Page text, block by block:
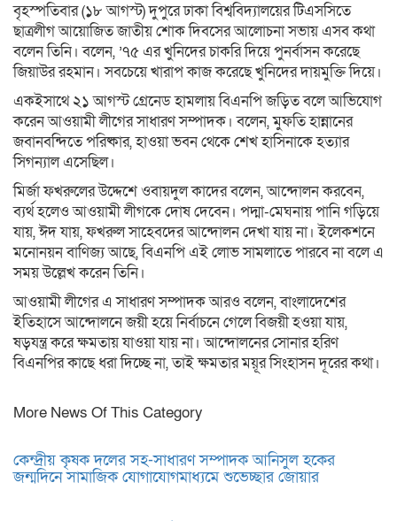
বৃহস্পতিবার (১৮ আগস্ট) দুপুরে ঢাকা বিশ্ববিদ্যালয়ের টিএসসিতে
ছাত্রলীগ আয়োজিত জাতীয় শোক দিবসের আলোচনা সভায় এসব কথা
বলেন তিনি। বলেন, ’৭৫ এর খুনিদের চাকরি দিয়ে পুনর্বাসন করেছে
জিয়াউর রহমান। সবচেয়ে খারাপ কাজ করেছে খুনিদের দায়মুক্তি দিয়ে।
একইসাথে ২১ আগস্ট গ্রেনেড হামলায় বিএনপি জড়িত বলে আভিযোগ
করেন আওয়ামী লীগের সাধারণ সম্পাদক। বলেন, মুফতি হান্নানের
জবানবন্দিতে পরিষ্কার, হাওয়া ভবন থেকে শেখ হাসিনাকে হত্যার
সিগন্যাল এসেছিল।
মির্জা ফখরুলের উদ্দেশে ওবায়দুল কাদের বলেন, আন্দোলন করবেন,
ব্যর্থ হলেও আওয়ামী লীগকে দোষ দেবেন। পদ্মা-মেঘনায় পানি গড়িয়ে
যায়, ঈদ যায়, ফখরুল সাহেবদের আন্দোলন দেখা যায় না। ইলেকশনে
মনোনয়ন বাণিজ্য আছে, বিএনপি এই লোভ সামলাতে পারবে না বলে এ
সময় উল্লেখ করেন তিনি।
আওয়ামী লীগের এ সাধারণ সম্পাদক আরও বলেন, বাংলাদেশের
ইতিহাসে আন্দোলনে জয়ী হয়ে নির্বাচনে গেলে বিজয়ী হওয়া যায়,
ষড়যন্ত্র করে ক্ষমতায় যাওয়া যায় না। আন্দোলনের সোনার হরিণ
বিএনপির কাছে ধরা দিচ্ছে না, তাই ক্ষমতার ময়ূর সিংহাসন দূরের কথা।
More News Of This Category
কেন্দ্রীয় কৃষক দলের সহ-সাধারণ সম্পাদক আনিসুল হকের
জন্মদিনে সামাজিক যোগাযোগমাধ্যমে শুভেচ্ছার জোয়ার